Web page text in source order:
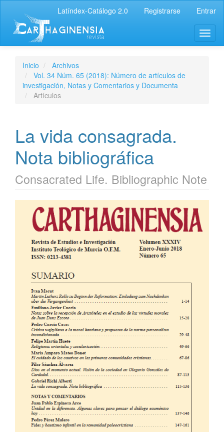
Latíndex-Catálogo 2.0 Registrarse Entrar
Inicio
Archivos
Vol. 34 Núm. 65 (2018): Número de artículos de
investigación, Notas y Comentarios y Documenta
Artículos
La vida consagrada.
Nota bibliográfica
Consacrated Life. Bibliographic Note